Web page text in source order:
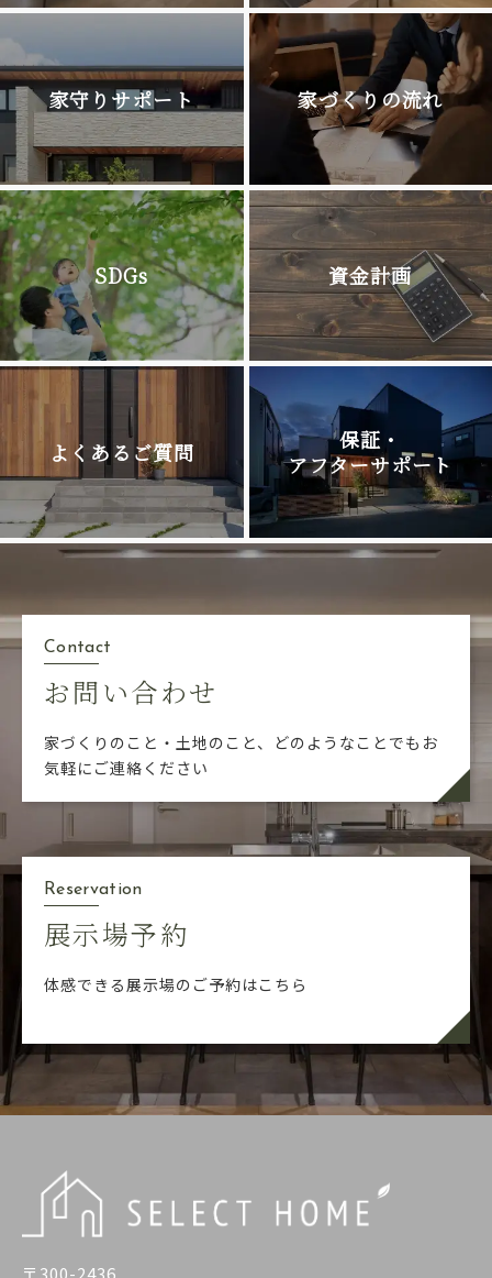
家守りサポート 家づくりの流れ
SDGs 資金計画
よくあるご質問
保証・
アフターサポート
Contact
お問い合わせ
家づくりのこと・土地のこと、どのようなことでも お
気軽にご連絡ください
Reservation
展示場予約
体感できる展示場のご予約はこちら
〒300-2436